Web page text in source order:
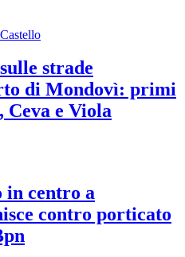
strade
di Mondovì: primi
e Viola
in centro a
contro porticato